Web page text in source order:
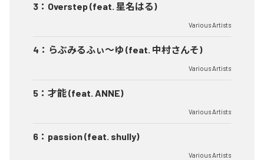
3 ： Overstep (feat. 星名はる)
Various Artists
4 ： らぶみるふぃ～ゆ (feat. 中村さんそ)
Various Artists
5 ： 才能 (feat. ANNE)
Various Artists
6 ： passion (feat. shully)
Various Artists